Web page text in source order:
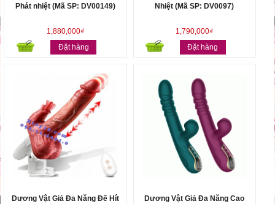
Phát nhiệt (Mã SP: DV00149)
1,880,000₫
Đặt hàng
Nhiệt (Mã SP: DV0097)
1,790,000₫
Đặt hàng
Dương Vật Giả Đa Năng Đế Hít
Dương Vật Giả Đa Năng Cao